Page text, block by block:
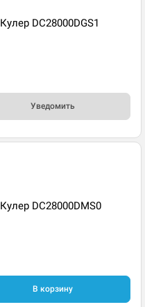
Кулер DC28000DGS1
Уведомить
Кулер DC28000DMS0
В корзину